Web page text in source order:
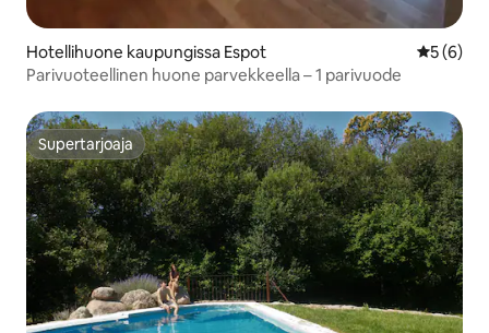
Hotellihuone kaupungissa Espot
5 (6)
Parivuoteellinen huone parvekkeella – 1 parivuode
Supertarjoaja
Supertarjoaja